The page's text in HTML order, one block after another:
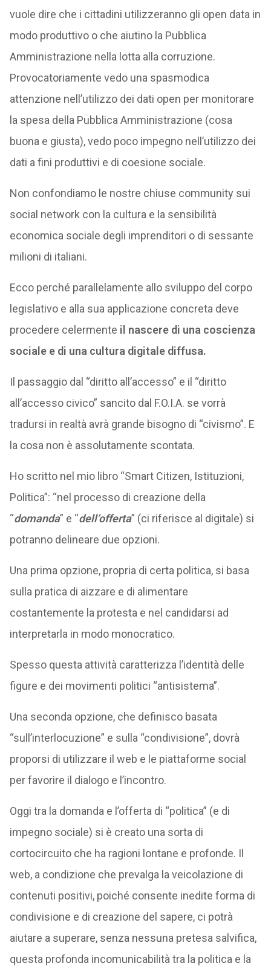
vuole dire che i cittadini utilizzeranno gli open data in
modo produttivo o che aiutino la Pubblica
Amministrazione nella lotta alla corruzione.
Provocatoriamente vedo una spasmodica
attenzione nell’utilizzo dei dati open per monitorare
la spesa della Pubblica Amministrazione (cosa
buona e giusta), vedo poco impegno nell’utilizzo dei
dati a fini produttivi e di coesione sociale.
Non confondiamo le nostre chiuse community sui
social network con la cultura e la sensibilità
economica sociale degli imprenditori o di sessante
milioni di italiani.
Ecco perché parallelamente allo sviluppo del corpo
legislativo e alla sua applicazione concreta deve
procedere celermente il nascere di una coscienza
sociale e di una cultura digitale diffusa.
Il passaggio dal “diritto all’accesso” e il “diritto
all’accesso civico” sancito dal F.O.I.A. se vorrà
tradursi in realtà avrà grande bisogno di “civismo”. E
la cosa non è assolutamente scontata.
Ho scritto nel mio libro “Smart Citizen, Istituzioni,
Politica”: “nel processo di creazione della
“domanda” e “dell’offerta” (ci riferisce al digitale) si
potranno delineare due opzioni.
Una prima opzione, propria di certa politica, si basa
sulla pratica di aizzare e di alimentare
costantemente la protesta e nel candidarsi ad
interpretarla in modo monocratico.
Spesso questa attività caratterizza l’identità delle
figure e dei movimenti politici “antisistema”.
Una seconda opzione, che definisco basata
“sull’interlocuzione” e sulla “condivisione”, dovrà
proporsi di utilizzare il web e le piattaforme social
per favorire il dialogo e l’incontro.
Oggi tra la domanda e l’offerta di “politica” (e di
impegno sociale) si è creato una sorta di
cortocircuito che ha ragioni lontane e profonde. Il
web, a condizione che prevalga la veicolazione di
contenuti positivi, poiché consente inedite forma di
condivisione e di creazione del sapere, ci potrà
aiutare a superare, senza nessuna pretesa salvifica,
questa profonda incomunicabilità tra la politica e la